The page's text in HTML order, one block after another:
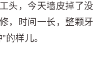
头，今天墙皮掉了没
，时间一长，整颗牙
的样儿。